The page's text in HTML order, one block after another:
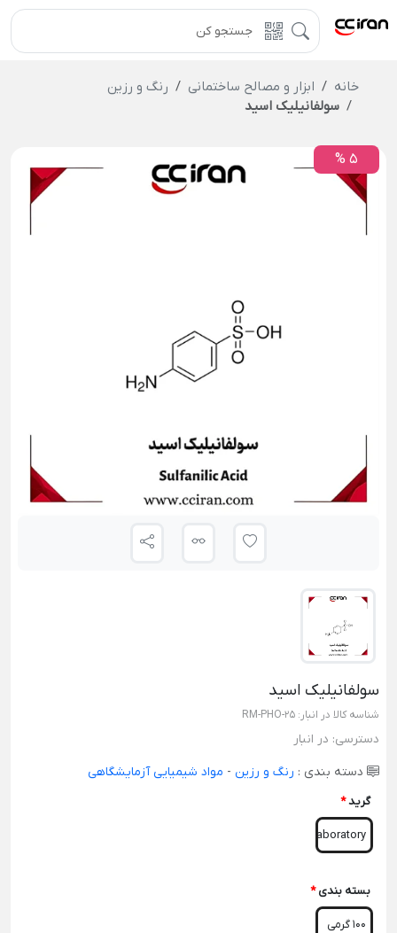
خانه ابزار و مصالح ساختمانی
رنگ و رزین
سولفانیلیک اسید
5 %
سولفانیلیک اسید
شناسه کالا در انبار: RM-PHO-25
دسترسی: در انبار
دسته بندی : رنگ و رزین - مواد شیمیایی آزمایشگاهی
گرید*
Laboratory
بسته بندی *
100 گرمی